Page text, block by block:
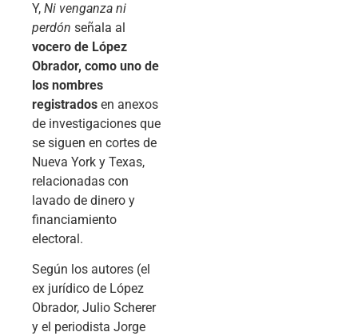
Y, Ni venganza ni
perdón señala al
vocero de López
Obrador, como uno de
los nombres
registrados en anexos
de investigaciones que
se siguen en cortes de
Nueva York y Texas,
relacionadas con
lavado de dinero y
financiamiento
electoral.
Según los autores (el
ex jurídico de López
Obrador, Julio Scherer
y el periodista Jorge